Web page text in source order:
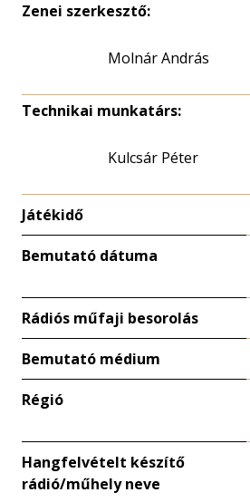
Zenei szerkesztő:
Molnár András
Technikai munkatárs:
Kulcsár Péter
Játékidő
Bemutató dátuma
Rádiós műfaji besorolás
Bemutató médium
Régió
Hangfelvételt készítő
rádió/műhely neve